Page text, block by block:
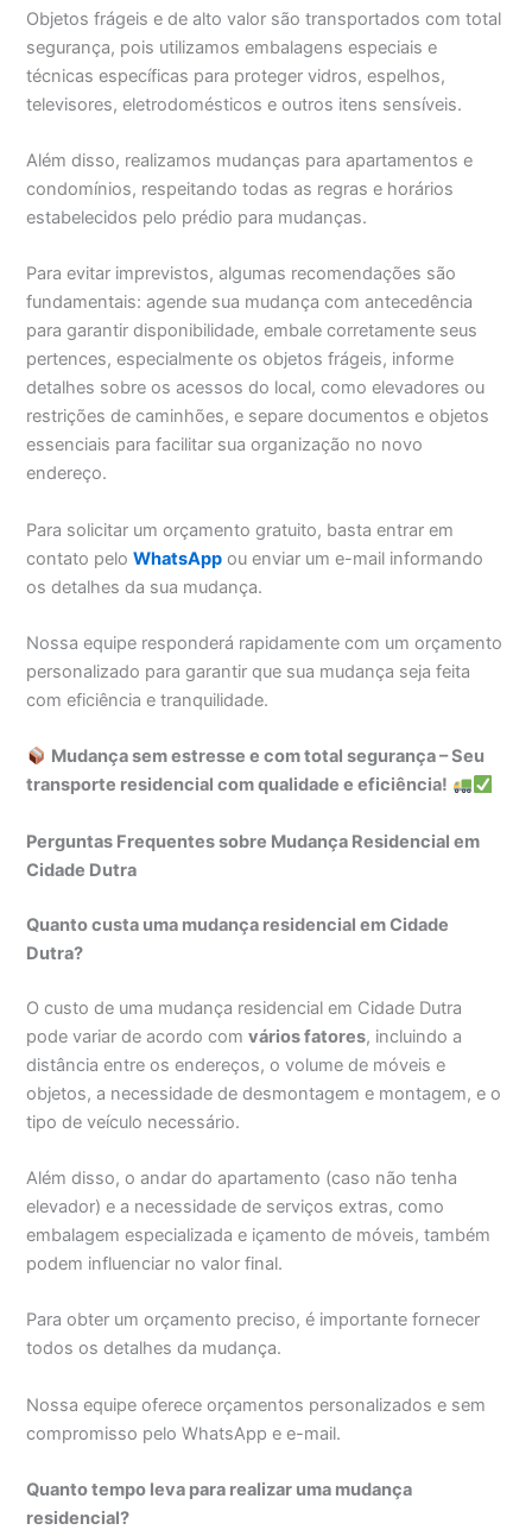
Objetos frágeis e de alto valor são transportados com total
segurança, pois utilizamos embalagens especiais e
técnicas específicas para proteger vidros, espelhos,
televisores, eletrodomésticos e outros itens sensíveis.
Além disso, realizamos mudanças para apartamentos e
condomínios, respeitando todas as regras e horários
estabelecidos pelo prédio para mudanças.
Para evitar imprevistos, algumas recomendações são
fundamentais: agende sua mudança com antecedência
para garantir disponibilidade, embale corretamente seus
pertences, especialmente os objetos frágeis, informe
detalhes sobre os acessos do local, como elevadores ou
restrições de caminhões, e separe documentos e objetos
essenciais para facilitar sua organização no novo
endereço.
Para solicitar um orçamento gratuito, basta entrar em
contato peloWhatsApp ou enviar um e-mail informando
os detalhes da sua mudança.
Nossa equipe responderá rapidamente com um orçamento
personalizado para garantir que sua mudança seja feita
com eficiência e tranquilidade.
Mudança sem estresse e com total segurança – Seu
transporte residencial com qualidade e eficiência!
Perguntas Frequentes sobre Mudança Residencial em
Cidade Dutra
Quanto custa uma mudança residencial em Cidade
Dutra?
O custo de uma mudança residencial em Cidade Dutra
pode variar de acordo comvários fatores, incluindo a
distância entre os endereços, o volume de móveis e
objetos, a necessidade de desmontagem e montagem, e o
tipo de veículo necessário.
Além disso, o andar do apartamento (caso não tenha
elevador) e a necessidade de serviços extras, como
embalagem especializada e içamento de móveis, também
podem influenciar no valor final.
Para obter um orçamento preciso, é importante fornecer
todos os detalhes da mudança.
Nossa equipe oferece orçamentos personalizados e sem
compromisso pelo WhatsApp e e-mail.
Quanto tempo leva para realizar uma mudança
residencial?